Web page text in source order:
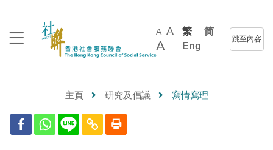
A A
A
繁
简
Eng
跳至內容
主頁 研究及倡議 寫情寫理